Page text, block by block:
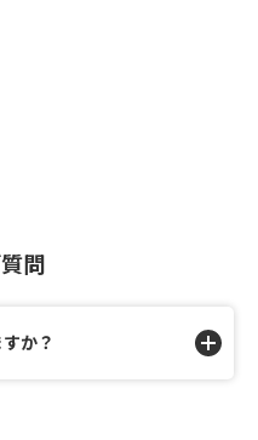
問
か？